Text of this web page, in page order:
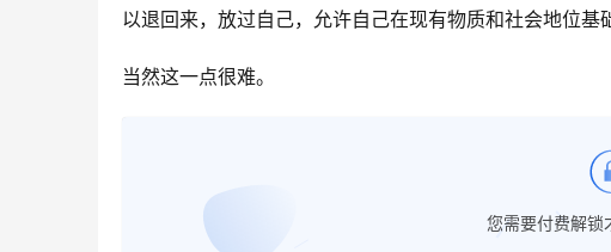
以退回来，放过自己，允许自己在现有物质和社会地位基
当然这一点很难。
您需要付费解锁